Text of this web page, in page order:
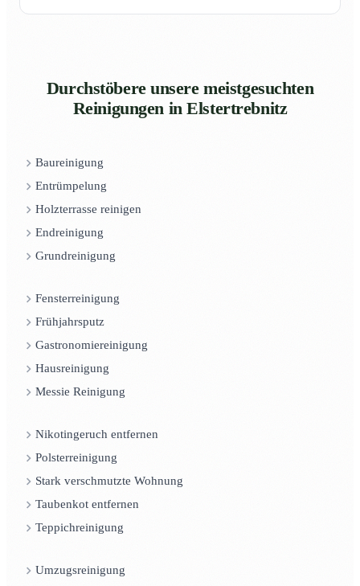
Durchstöbere unsere meistgesuchten
Reinigungen in Elstertrebnitz
Baureinigung
Entrümpelung
Holzterrasse reinigen
Endreinigung
Grundreinigung
Fensterreinigung
Frühjahrsputz
Gastronomiereinigung
Hausreinigung
Messie Reinigung
Nikotingeruch entfernen
Polsterreinigung
Stark verschmutzte Wohnung
Taubenkot entfernen
Teppichreinigung
Umzugsreinigung